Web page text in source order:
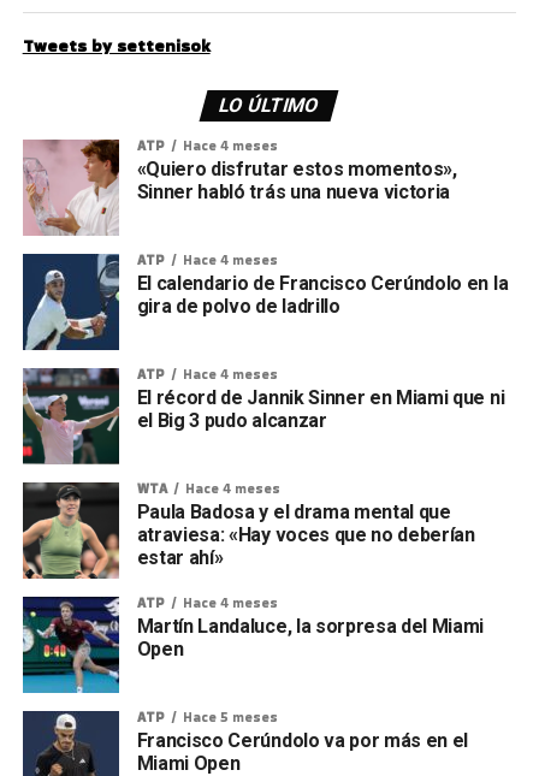
Tweets by settenisok
LO ÚLTIMO
ATP Hace 4 meses
«Quiero disfrutar estos momentos»,
Sinner habló trás una nueva victoria
ATP Hace 4 meses
El calendario de Francisco Cerúndolo en la
gira de polvo de ladrillo
ATP Hace 4 meses
El récord de Jannik Sinner en Miami que ni
el Big 3 pudo alcanzar
WTA Hace 4 meses
Paula Badosa y el drama mental que
atraviesa: «Hay voces que no deberían
estar ahí»
ATP Hace 4 meses
Martín Landaluce, la sorpresa del Miami
Open
ATP Hace 5 meses
Francisco Cerúndolo va por más en el
Miami Open